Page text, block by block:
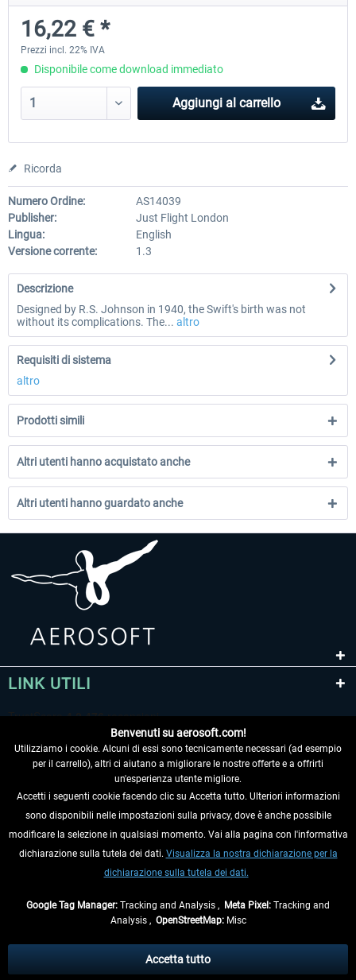
53,65 € *
16,22 € *
Prezzi incl. 22% IVA
Disponibile come download immediato
Aggiungi al carrello
Ricorda
Numero Ordine:
AS14039
Publisher:
Just Flight London
Lingua:
English
Versione corrente:
1.3
Descrizione
Designed by R.S. Johnson in 1940, the Swift's birth was not
without its complications. The... altro
Requisiti di sistema
altro
Prodotti simili
Altri utenti hanno acquistato anche
Altri utenti hanno guardato anche
LINK UTILI
RECEDERE DAL CONTRATTO
INFORMAZIONI
eventualmente le spese di spedizione, se non diversamente descritto.
** Riguarda le spedizioni al di fuori della Germania, i tempi di consegna per le
Benvenuti su aerosoft.com!
Utilizziamo i cookie. Alcuni di essi sono tecnicamente necessari (ad esempio
per il carrello), altri ci aiutano a migliorare le nostre offerte e a offrirti
un'esperienza utente migliore.
Accetti i seguenti cookie facendo clic su Accetta tutto. Ulteriori informazioni
sono disponibili nelle impostazioni sulla privacy, dove è anche possibile
modificare la selezione in qualsiasi momento. Vai alla pagina con l'informativa
dichiarazione sulla tutela dei dati. Visualizza la nostra dichiarazione per la
dichiarazione sulla tutela dei dati.
Google Tag Manager: Tracking and Analysis , Meta Pixel: Tracking and
Analysis , OpenStreetMap:Misc
Accetta tutto